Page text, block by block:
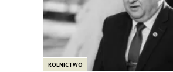
ROLNICTWO